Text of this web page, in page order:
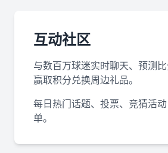
互动社区
与数百万球迷实时聊天、预测比
赢取积分兑换周边礼品。
每日热门话题、投票、竞猜活
单。